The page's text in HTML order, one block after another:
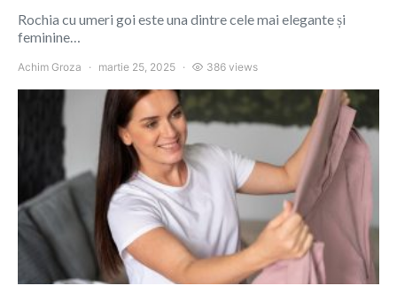
Rochia cu umeri goi este una dintre cele mai elegante și
feminine…
Achim Groza martie 25, 2025 386 views